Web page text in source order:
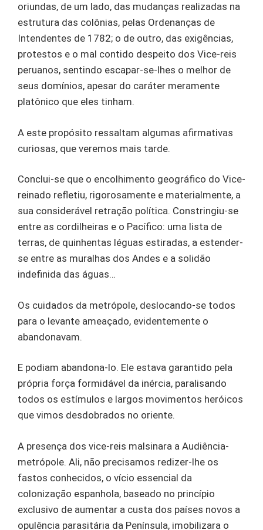
oriundas, de um lado, das mudanças realizadas na
estrutura das colônias, pelas Ordenanças de
Intendentes de 1782; o de outro, das exigências,
protestos e o mal contido despeito dos Vice-reis
peruanos, sentindo escapar-se-lhes o melhor de
seus domínios, apesar do caráter meramente
platônico que eles tinham.
A este propósito ressaltam algumas afirmativas
curiosas, que veremos mais tarde.
Conclui-se que o encolhimento geográfico do Vice-
reinado refletiu, rigorosamente e materialmente, a
sua considerável retração política. Constringiu-se
entre as cordilheiras e o Pacífico: uma lista de
terras, de quinhentas léguas estiradas, a estender-
se entre as muralhas dos Andes e a solidão
indefinida das águas…
Os cuidados da metrópole, deslocando-se todos
para o levante ameaçado, evidentemente o
abandonavam.
E podiam abandona-lo. Ele estava garantido pela
própria força formidável da inércia, paralisando
todos os estímulos e largos movimentos heróicos
que vimos desdobrados no oriente.
A presença dos vice-reis malsinara a Audiência-
metrópole. Ali, não precisamos redizer-lhe os
fastos conhecidos, o vício essencial da
colonização espanhola, baseado no princípio
exclusivo de aumentar a custa dos países novos a
opulência parasitária da Península, imobilizara o